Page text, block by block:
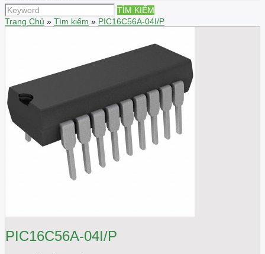
TÌM KIẾM
Trang Chủ » Tìm kiếm » PIC16C56A-04I/P
PIC16C56A-04I/P